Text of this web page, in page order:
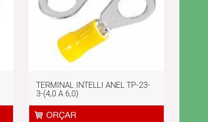
TERMINAL INTELLI ANEL TP-23-
3-(4,0 A 6,0)